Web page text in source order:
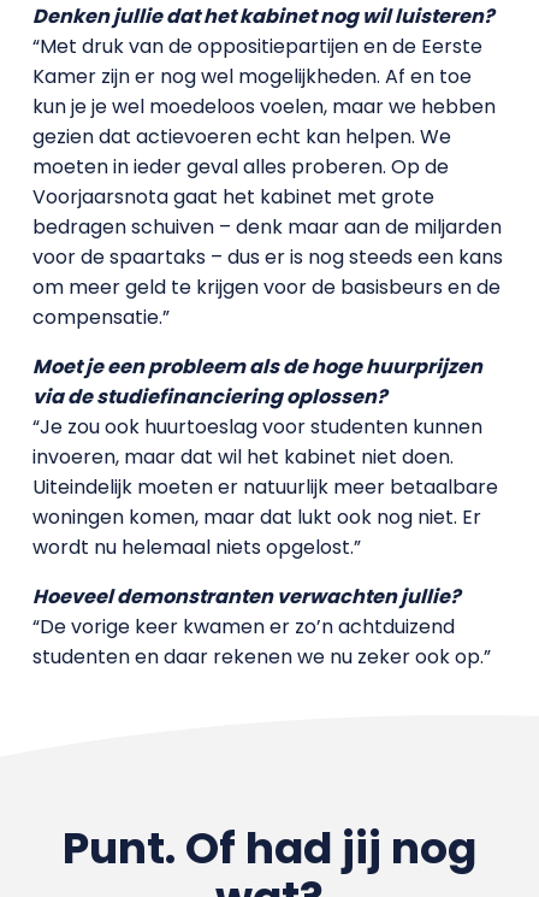
Denken jullie dat het kabinet nog wil luisteren?
“Met druk van de oppositiepartijen en de Eerste
Kamer zijn er nog wel mogelijkheden. Af en toe
kun je je wel moedeloos voelen, maar we hebben
gezien dat actievoeren echt kan helpen. We
moeten in ieder geval alles proberen. Op de
Voorjaarsnota gaat het kabinet met grote
bedragen schuiven – denk maar aan de miljarden
voor de spaartaks – dus er is nog steeds een kans
om meer geld te krijgen voor de basisbeurs en de
compensatie.”
Moet je een probleem als de hoge huurprijzen
via de studiefinanciering oplossen?
“Je zou ook huurtoeslag voor studenten kunnen
invoeren, maar dat wil het kabinet niet doen.
Uiteindelijk moeten er natuurlijk meer betaalbare
woningen komen, maar dat lukt ook nog niet. Er
wordt nu helemaal niets opgelost.”
Hoeveel demonstranten verwachten jullie?
“De vorige keer kwamen er zo’n achtduizend
studenten en daar rekenen we nu zeker ook op.”
Punt. Of had jij nog